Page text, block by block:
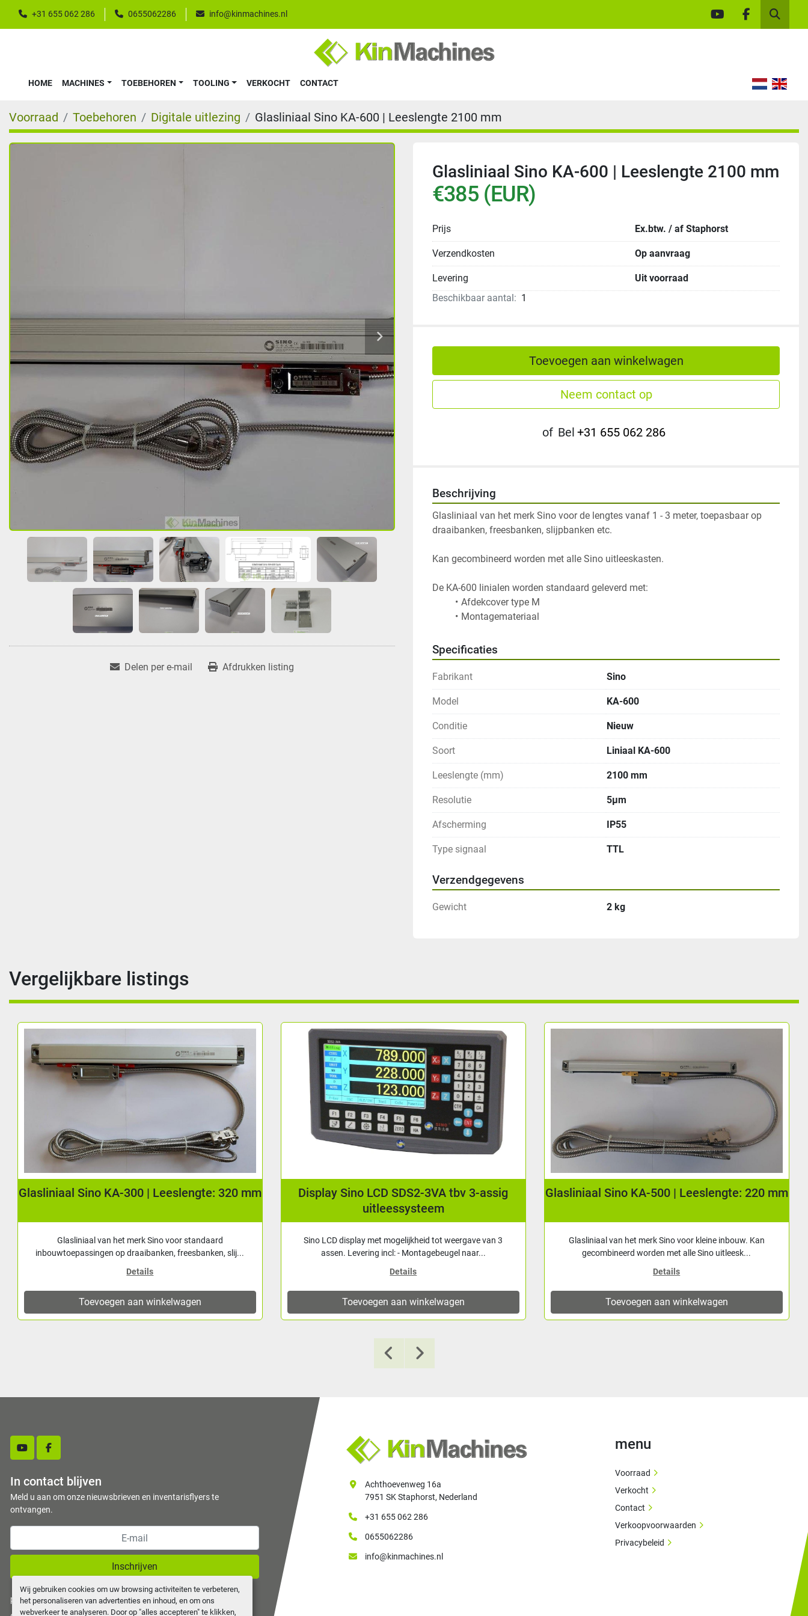
Wij gebruiken cookies om uw browsing activiteiten te verbeteren,
het personaliseren van advertenties en inhoud, en om ons
webverkeer te analyseren. Door op "alles accepteren" te klikken,
+31 655 062 286 0655062286 info@kinmachines.nl
youtubefacebook
Zoek
HOME MACHINES TOEBEHOREN TOOLING VERKOCHT CONTACT
Voorraad Toebehoren Digitale uitlezing Glasliniaal Sino KA-600 | Leeslengte 2100 mm
Delen per e-mail Afdrukken listing
Glasliniaal Sino KA-600 | Leeslengte 2100 mm
€385 (EUR)
Prijs Ex.btw. / af Staphorst
Verzendkosten Op aanvraag
Levering
Uit voorraad
Beschikbaar aantal: 1
Toevoegen aan winkelwagen
Neem contact op
of Bel +31 655 062 286
Beschrijving
Glasliniaal van het merk Sino voor de lengtes vanaf 1 - 3 meter, toepasbaar op
Kan gecombineerd worden met alle Sino uitleeskasten.
Specificaties
Fabrikant Sino
Model KA-600
Conditie Nieuw
Soort Liniaal KA-600
Leeslengte (mm) 2100 mm
Resolutie 5μm
Afscherming IP55
Type signaal TTL
Verzendgegevens
Gewicht 2 kg
Vergelijkbare listings
Display Sino LCD SDS2-3VA tbv 3-assig
Sino LCD display met mogelijkheid tot weergave van 3
assen. Levering incl: - Montagebeugel naar...
Details
Toevoegen aan winkelwagen
Glasliniaal Sino KA-500 | Leeslengte: 220 mm
Glasliniaal van het merk Sino voor kleine inbouw. Kan
gecombineerd worden met alle Sino uitleesk...
Details
Toevoegen aan winkelwagen
Display Sino SDS 6-2V tbv 2-assig
Sino digitaal display met mogelijkheid tot weergave van 2
assen. Levering incl: - Montagebeugel...
Details
Toevoegen aan winkelwagen
youtubefacebook
In contact blijven
Meld u aan om onze nieuwsbrieven en inventarisflyers te
ontvangen.
Inschrijven
privacy policy
Achthoevenweg 16a
7951 SK Staphorst, Nederland
+31 655 062 286
0655062286
info@kinmachines.nl
menu
Voorraad
Verkocht
Contact
Verkoopvoorwaarden
Privacybeleid